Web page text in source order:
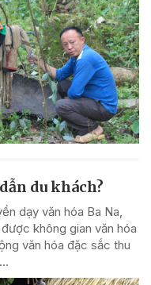
du khách?
dạy văn hóa Ba Na,
không gian văn hóa
văn hóa đặc sắc thu